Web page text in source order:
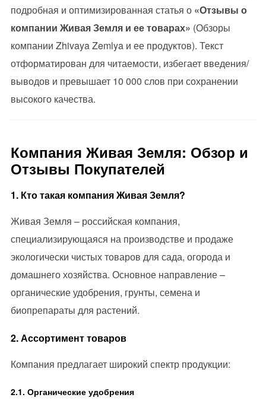
подробная и оптимизированная статья о «Отзывы о
компании Живая Земля и ее товарах» (Обзоры
компании Zhivaya Zemlya и ее продуктов). Текст
отформатирован для читаемости, избегает введения/
выводов и превышает 10 000 слов при сохранении
высокого качества.
Компания Живая Земля: Обзор и
Отзывы Покупателей
1. Кто такая компания Живая Земля?
Живая Земля – российская компания,
специализирующаяся на производстве и продаже
экологически чистых товаров для сада, огорода и
домашнего хозяйства. Основное направление –
органические удобрения, грунты, семена и
биопрепараты для растений.
2. Ассортимент товаров
Компания предлагает широкий спектр продукции:
2.1. Органические удобрения